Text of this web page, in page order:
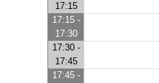
17:15
17:15 -
17:30
17:30 -
17:45
17:45 -